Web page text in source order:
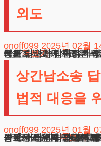
외도
onoff099 2025년 02월
상간남소송답변서 작성 배우자 외도 혼외관계 분쟁에서 피신청인으로 지목된 분들이 가장 어려워하는 부분은 단순히 법적 절차에 대한 이해부족 때문입니다. 특히 법원에 제출하는 답변서는 향후 소송의 주요 근거자료가 되기에 세심한 주의가 요구됩니다. 민사전문 담당변호사로서 수많은 사건을 성공적으로 이끌어 온 경험을더보기
상간남소송
법적 대응을
onoff099 2025년 01월
상간남소송 답변서, 성공적인 법적 대응을 위한 핵심 가이드 안녕하세요. 법무법인 테헤란의 가사소송 담당 변호사입니다. 의뢰인께서 현재 느끼시는 불안과 걱정을 충분히 이해합니다. 오늘은 배우자 부정행위 사건의 법적 대응 방법과 준비 과정에 대해 상세히 설명드리겠습니다. 상간남소송에 대한 신속하고 체계적인 대응의 중요성 배우자더보기
상호 :
사업자 :
대표
광고책임